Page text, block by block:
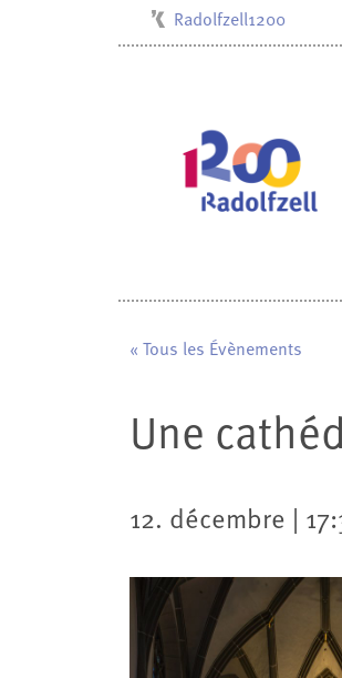
Musikschule
Stadtarchiv
Stadtmuseum
Radolfzell1200
« Tous les Évènements
Une
12. décembre |